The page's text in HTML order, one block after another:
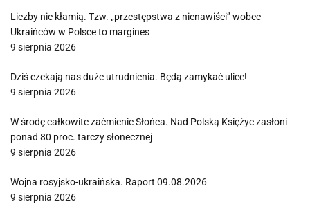
Liczby nie kłamią. Tzw. „przestępstwa z nienawiści” wobec
Ukraińców w Polsce to margines
9 sierpnia 2026
Dziś czekają nas duże utrudnienia. Będą zamykać ulice!
9 sierpnia 2026
W środę całkowite zaćmienie Słońca. Nad Polską Księżyc zasłoni
ponad 80 proc. tarczy słonecznej
9 sierpnia 2026
Wojna rosyjsko-ukraińska. Raport 09.08.2026
9 sierpnia 2026